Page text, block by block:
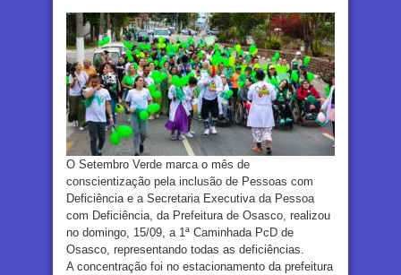
O Setembro Verde marca o mês de
conscientização pela inclusão de Pessoas com
Deficiência e a Secretaria Executiva da Pessoa
com Deficiência, da Prefeitura de Osasco, realizou
no domingo, 15/09, a 1ª Caminhada PcD de
Osasco, representando todas as deficiências.
A concentração foi no estacionamento da prefeitura